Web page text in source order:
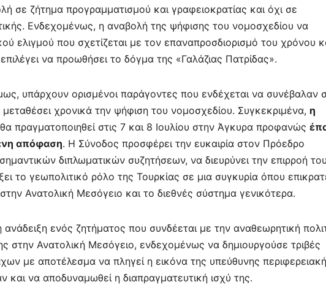
σε ζήτημα προγραμματισμού και γραφειοκρατίας και όχι σε
Ενδεχομένως, η αναβολή της ψήφισης του νομοσχεδίου να
ελιγμού που σχετίζεται με τον επαναπροσδιορισμό του χρόνου
να προωθήσει το δόγμα της «Γαλάζιας Πατρίδας».
υπάρχουν ορισμένοι παράγοντες που ενδέχεται να συνέβαλαν
χρονικά την ψήφιση του νομοσχεδίου. Συγκεκριμένα, η
πραγματοποιηθεί στις 7 και 8 Ιουλίου στην Άγκυρα προφανώς
απόφαση. Η Σύνοδος προσφέρει την ευκαιρία στον Πρόεδρο
διπλωματικών συζητήσεων, να διευρύνει την επιρροή
το γεωπολιτικό ρόλο της Τουρκίας σε μια συγκυρία όπου
Ανατολική Μεσόγειο και το διεθνές σύστημα γενικότερα.
ενός ζητήματος που συνδέεται με την αναθεωρητική
στην Ανατολική Μεσόγειο, ενδεχομένως να δημιουργούσε τριβές
με αποτέλεσμα να πληγεί η εικόνα της υπεύθυνης
να αποδυναμωθεί η διαπραγματευτική ισχύ της.